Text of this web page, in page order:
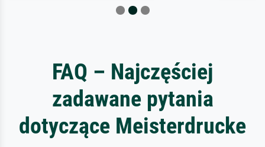
FAQ – Najczęściej
zadawane pytania
dotyczące Meisterdrucke